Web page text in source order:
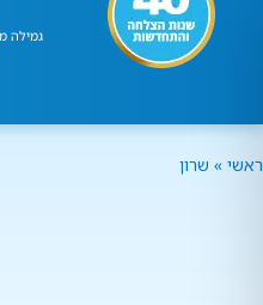
גמילה
ראשי » שרון